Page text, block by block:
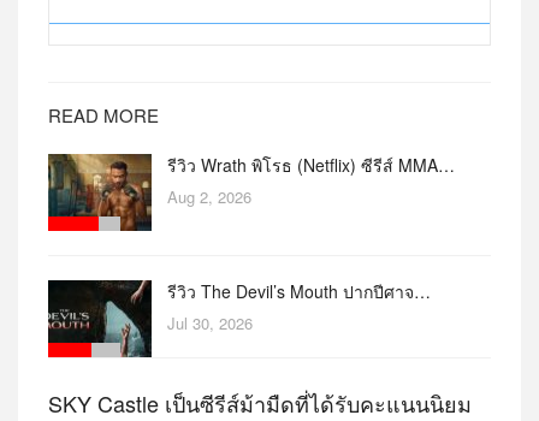
READ MORE
รีวิว Wrath พิโรธ (Netflix) ซีรีส์ MMA…
Aug 2, 2026
รีวิว The Devil’s Mouth ปากปีศาจ…
Jul 30, 2026
SKY Castle เป็นซีรีส์ม้ามืดที่ได้รับคะแนนนิยม